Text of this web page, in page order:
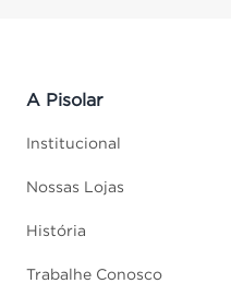
A Pisolar
Institucional
Nossas Lojas
História
Trabalhe Conosco